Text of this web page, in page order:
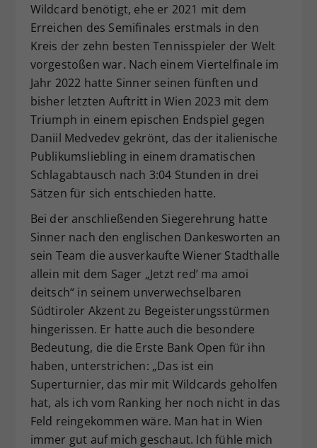
Wildcard benötigt, ehe er 2021 mit dem
Erreichen des Semifinales erstmals in den
Kreis der zehn besten Tennisspieler der Welt
vorgestoßen war. Nach einem Viertelfinale im
Jahr 2022 hatte Sinner seinen fünften und
bisher letzten Auftritt in Wien 2023 mit dem
Triumph in einem epischen Endspiel gegen
Daniil Medvedev gekrönt, das der italienische
Publikumsliebling in einem dramatischen
Schlagabtausch nach 3:04 Stunden in drei
Sätzen für sich entschieden hatte.
Bei der anschließenden Siegerehrung hatte
Sinner nach den englischen Dankesworten an
sein Team die ausverkaufte Wiener Stadthalle
allein mit dem Sager „Jetzt red’ ma amoi
deitsch“ in seinem unverwechselbaren
Südtiroler Akzent zu Begeisterungsstürmen
hingerissen. Er hatte auch die besondere
Bedeutung, die die Erste Bank Open für ihn
haben, unterstrichen: „Das ist ein
Superturnier, das mir mit Wildcards geholfen
hat, als ich vom Ranking her noch nicht in das
Feld reingekommen wäre. Man hat in Wien
immer gut auf mich geschaut. Ich fühle mich